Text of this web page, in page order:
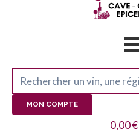
MON COMPTE
0,00€